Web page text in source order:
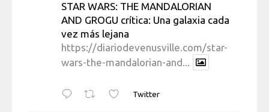
STAR WARS: THE MANDALORIAN
AND GROGU crítica: Una galaxia cada
vez más lejana
https://diariodevenusville.com/star-
wars-the-mandalorian-and...
Twitter